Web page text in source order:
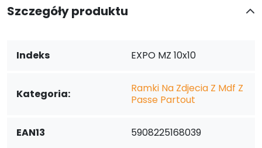
Szczegóły produktu
Indeks EXPO MZ 10x10
Kategoria:
Ramki Na Zdjecia Z Mdf Z
Passe Partout
EAN13 5908225168039